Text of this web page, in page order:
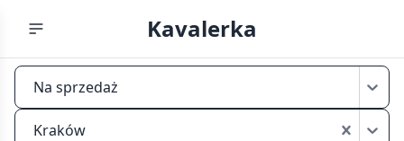
Kavalerka
Kawalerka
Zwierzyniec
Na sprzedaż
Kraków